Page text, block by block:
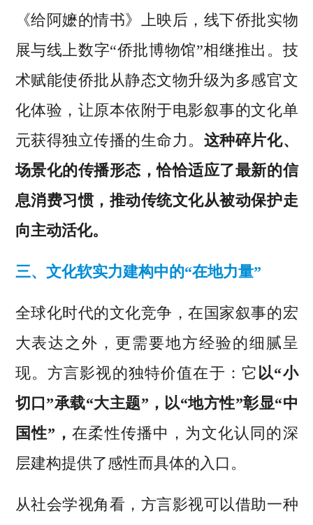
《给阿嬷的情书》上映后，线下侨批实物
展与线上数字“侨批博物馆”相继推出。技
术赋能使侨批从静态文物升级为多感官文
化体验，让原本依附于电影叙事的文化单
元获得独立传播的生命力。 这种碎片化、
场景化的传播形态，恰恰适应了最新的信
息消费习惯，推动传统文化从被动保护走
向主动活化。
三、文化软实力建构中的“在地力量”
全球化时代的文化竞争，在国家叙事的宏
大表达之外，更需要地方经验的细腻呈
现。方言影视的独特价值在于：它以“小
切口”承载“大主题”，以“地方性”彰显“中
国性”，在柔性传播中，为文化认同的深
层建构提供了感性而具体的入口。
从社会学视角看，方言影视可以借助一种